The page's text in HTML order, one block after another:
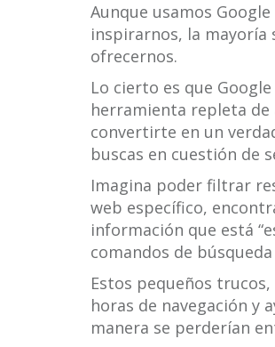
Aunque usamos
inspirarnos, la mayoría
ofrecernos.
Lo cierto es que
herramienta repleta de
convertirte en un
buscas en cuestión de
Imagina poder filtrar
web específico,
información que está
comandos de
Estos pequeños
horas de navegación y
manera se perderían